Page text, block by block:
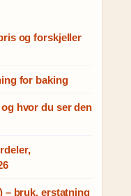
og forskjeller
for baking
hvor du ser den
– bruk, erstatning